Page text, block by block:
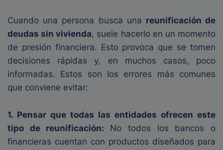
Cuando una persona busca una reunificación de
deudas sin vivienda, suele hacerlo en un momento
de presión financiera. Esto provoca que se tomen
decisiones rápidas y, en muchos casos, poco
informadas. Estos son los errores más comunes
que conviene evitar:
1. Pensar que todas las entidades ofrecen este
tipo de reunificación: No todos los bancos o
financieras cuentan con productos diseñados para